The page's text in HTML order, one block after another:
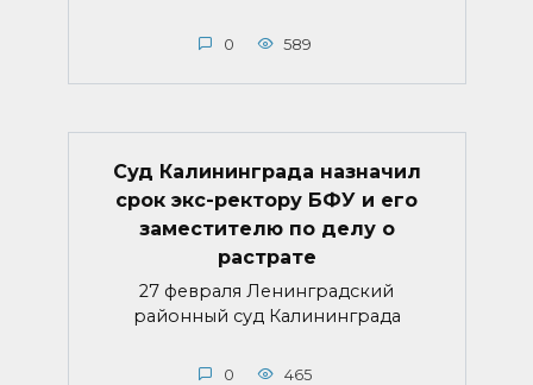
0 589
Суд Калининграда назначил
срок экс-ректору БФУ и его
заместителю по делу о
растрате
27 февраля Ленинградский
районный суд Калининграда
0 465